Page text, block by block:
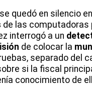
se quedó en silencio
de las
interrogó a un
de colocar la
separado del
si la fiscal
conocimiento de